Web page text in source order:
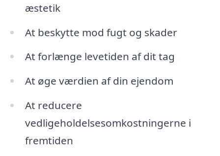
æstetik
At beskytte mod fugt og skader
At forlænge levetiden af dit tag
At øge værdien af din ejendom
At reducere
vedligeholdelsesomkostningerne i
fremtiden